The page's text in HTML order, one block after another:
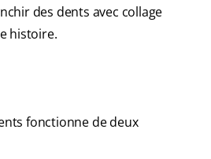
des dents avec collage
histoire.
fonctionne de deux